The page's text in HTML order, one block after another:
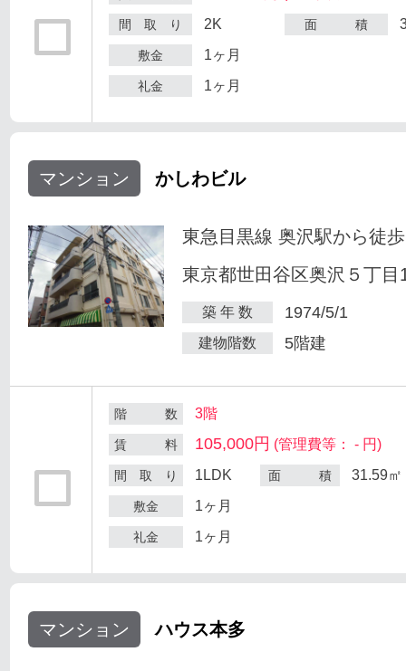
間 取 り 2K 面 積
敷金 1ヶ月
礼金 1ヶ月
マンション かしわビル
東急目黒線 奥沢駅から徒
東京都世田谷区奥沢５丁目
築 年 数 1974/5/1
建物階数 5階建
階 数 3階
賃 料 105,000円 (管理費等： - 円)
間 取 り 1LDK 面 積 31.59㎡
敷金 1ヶ月
礼金 1ヶ月
マンション ハウス本多